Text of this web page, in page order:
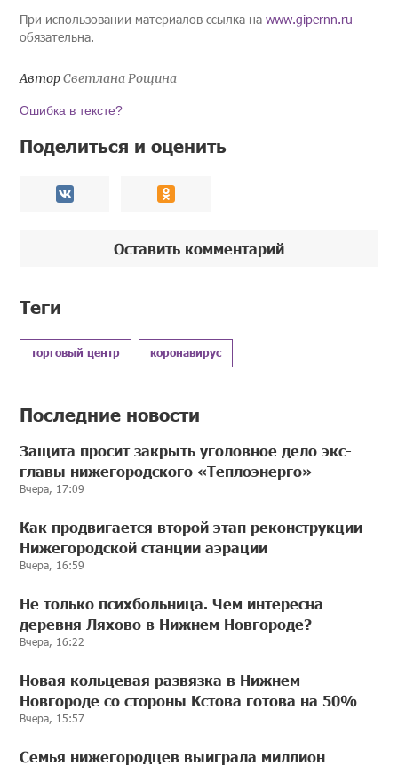
При использовании материалов ссылка наwww.gipernn.ru
обязательна.
АвторСветлана Рощина
Ошибка в тексте?
Поделиться и оценить
Оставить комментарий
Теги
торговый центр коронавирус
Последние новости
Защита просит закрыть уголовное дело экс-
главы нижегородского «Теплоэнерго»
Вчера, 17:09
Как продвигается второй этап реконструкции
Нижегородской станции аэрации
Вчера, 16:59
Не только психбольница. Чем интересна
деревня Ляхово в Нижнем Новгороде?
Вчера, 16:22
Новая кольцевая развязка в Нижнем
Новгороде со стороны Кстова готова на 50%
Вчера, 15:57
Семья нижегородцев выиграла миллион